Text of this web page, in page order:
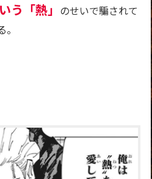
う「熱」 のせいで騙されて